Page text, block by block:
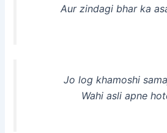
Aur zindagi bhar ka
Jo log khamoshi
Wahi asli apne